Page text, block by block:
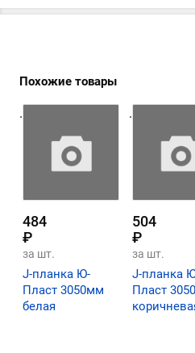
Похожие товары
.
484
₽
за шт.
J-планка Ю-
Пласт 3050мм
белая
.
504
₽
за шт.
J-планка
Пласт